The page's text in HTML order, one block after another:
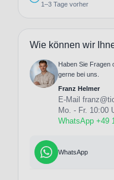
1–3 Tage vorher
Wie können wir
Haben Sie Fragen
gerne bei uns.
Franz Helmer
E-Mail
Mo. - Fr. 10:00
WhatsApp +49
WhatsApp